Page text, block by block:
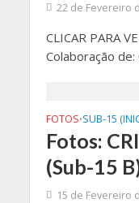
22 de Fevereiro
CLICAR PARA
Colaboração de:
FOTOS•SUB-15
Fotos:
(Sub-15
15 de Fevereiro